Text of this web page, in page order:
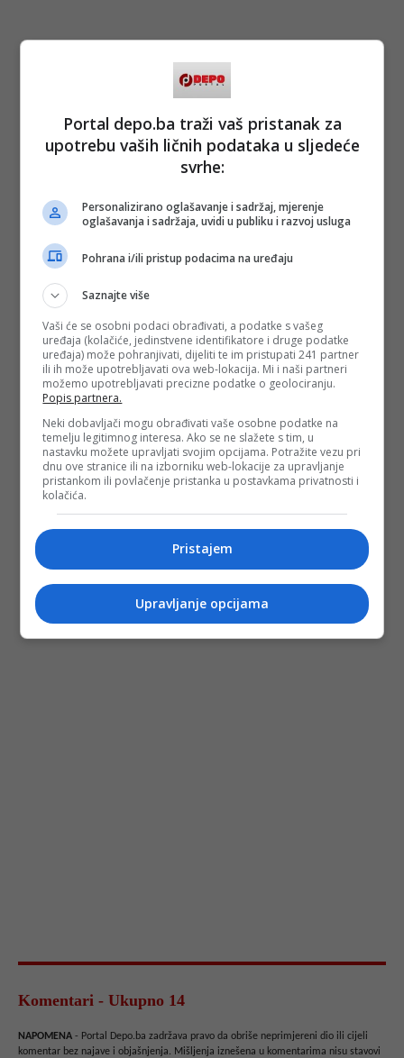
Komentari - Ukupno 14
NAPOMENA - Portal Depo.ba zadržava pravo da obriše neprimjereni dio ili cijeli
komentar bez najave i objašnjenja. Mišljenja iznešena u komentarima nisu stavovi
Portal depo.ba traži vaš pristanak za
upotrebu vaših ličnih podataka u sljedeće
svrhe:
Personalizirano oglašavanje i sadržaj, mjerenje
oglašavanja i sadržaja, uvidi u publiku i razvoj usluga
Pohrana i/ili pristup podacima na uređaju
Saznajte više
Vaši će se osobni podaci obrađivati, a podatke s vašeg
uređaja (kolačiće, jedinstvene identifikatore i druge podatke
uređaja) može pohranjivati, dijeliti te im pristupati 241 partner
ili ih može upotrebljavati ova web-lokacija. Mi i naši partneri
možemo upotrebljavati precizne podatke o geolociranju.
Popis partnera.
Neki dobavljači mogu obrađivati vaše osobne podatke na
temelju legitimnog interesa. Ako se ne slažete s tim, u
nastavku možete upravljati svojim opcijama. Potražite vezu pri
dnu ove stranice ili na izborniku web-lokacije za upravljanje
pristankom ili povlačenje pristanka u postavkama privatnosti i
kolačića.
Pristajem
Upravljanje opcijama